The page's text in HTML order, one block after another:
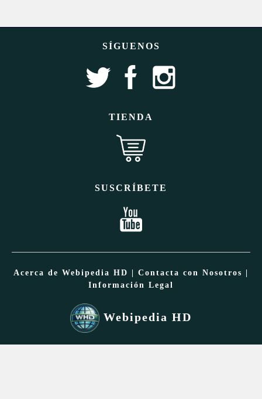
SÍGUENOS
TIENDA
SUSCRÍBETE
Acerca de Webipedia HD Contacta con Nosotros
Información Legal
Webipedia HD